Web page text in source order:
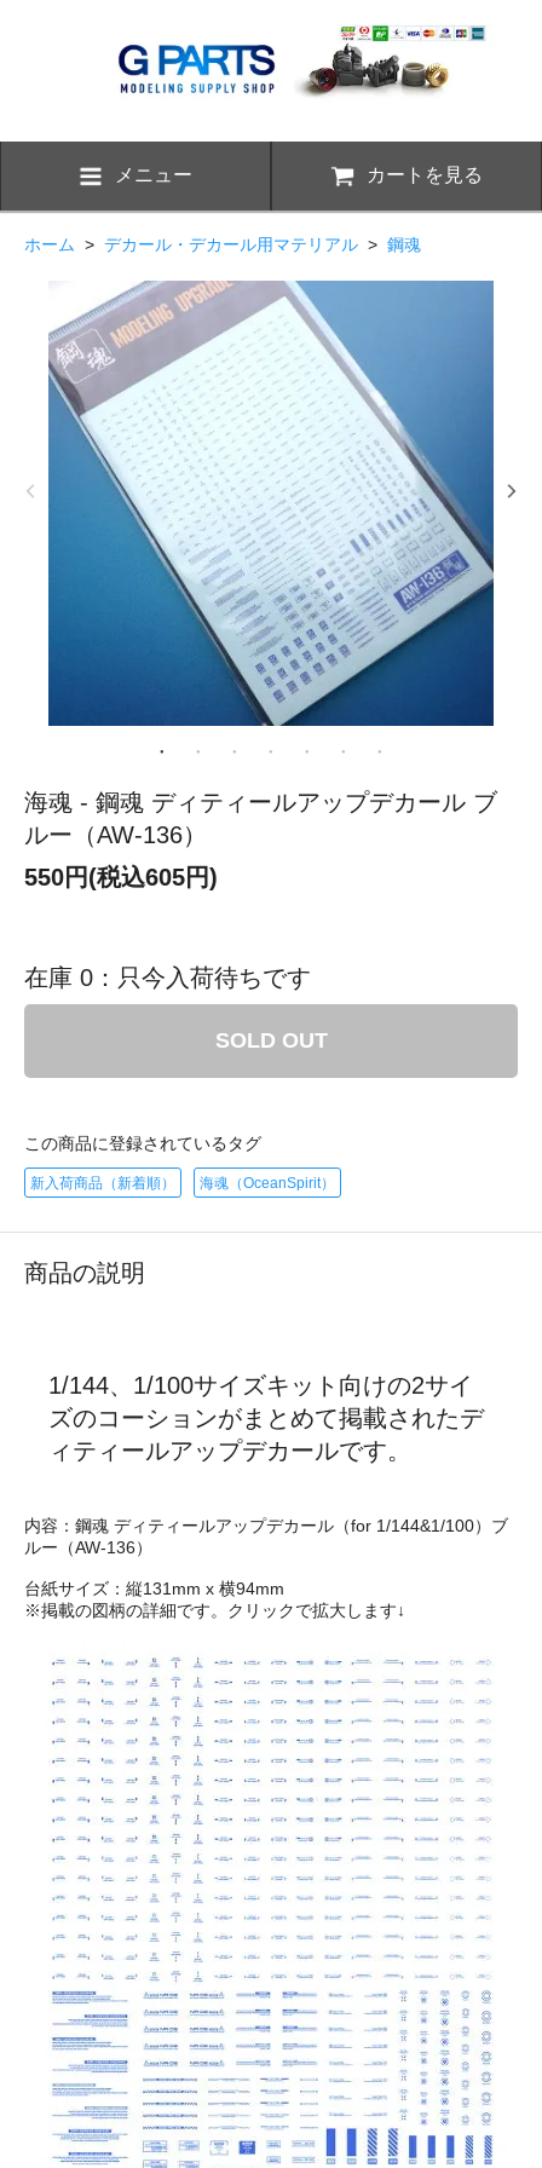
メニュー カートを見る
ホーム > デカール・デカール用マテリアル > 鋼魂
海魂 - 鋼魂 ディティールアップデカール ブ
ルー（AW-136）
550円(税込605円)
在庫 0：只今入荷待ちです
SOLD OUT
この商品に登録されているタグ
新入荷商品（新着順） 海魂（OceanSpirit）
商品の説明
1/144、1/100サイズキット向けの2サイ
ズのコーションがまとめて掲載されたデ
ィティールアップデカールです。
内容：鋼魂 ディティールアップデカール（for 1/144&1/100）ブ
ルー（AW-136）
台紙サイズ：縦131mm x 横94mm
※掲載の図柄の詳細です。クリックで拡大します↓